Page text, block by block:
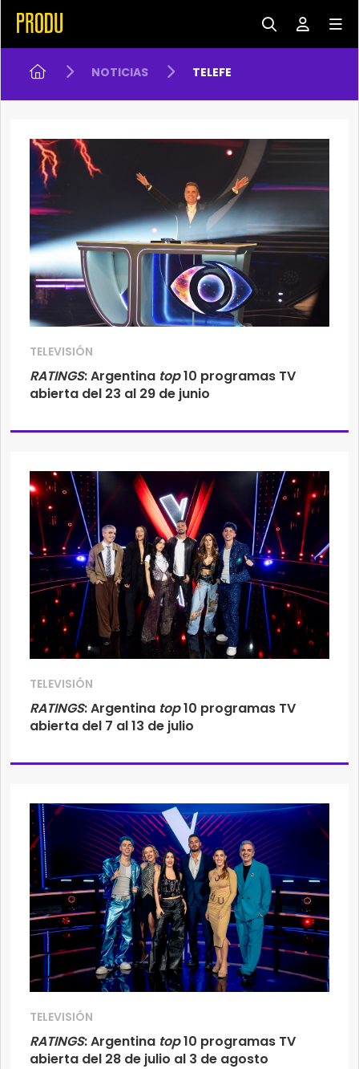
NOTICIAS TELEFE
TELEVISIÓN
RATINGS: Argentina top10 programas TV
abierta del 23 al 29 de junio
TELEVISIÓN
RATINGS: Argentina top10 programas TV
abierta del 7 al 13 de julio
TELEVISIÓN
RATINGS: Argentina top10 programas TV
abierta del 28 de julio al 3 de agosto